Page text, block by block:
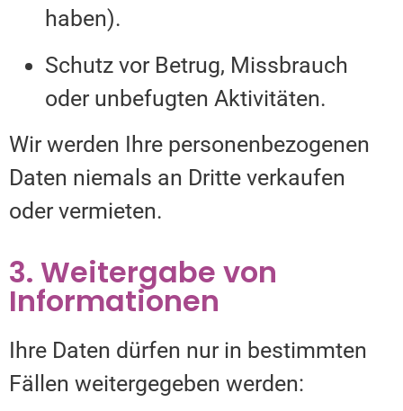
haben).
Schutz vor Betrug, Missbrauch
oder unbefugten Aktivitäten.
Wir werden Ihre personenbezogenen
Daten niemals an Dritte verkaufen
oder vermieten.
3. Weitergabe von
Informationen
Ihre Daten dürfen nur in bestimmten
Fällen weitergegeben werden: